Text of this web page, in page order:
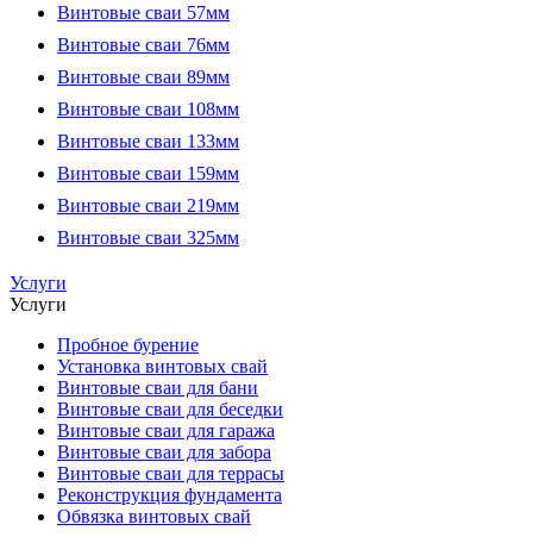
Винтовые сваи 57мм
Винтовые сваи 76мм
Винтовые сваи 89мм
Винтовые сваи 108мм
Винтовые сваи 133мм
Винтовые сваи 159мм
Винтовые сваи 219мм
Винтовые сваи 325мм
Услуги
Услуги
Пробное бурение
Установка винтовых свай
Винтовые сваи для бани
Винтовые сваи для беседки
Винтовые сваи для гаража
Винтовые сваи для забора
Винтовые сваи для террасы
Реконструкция фундамента
Обвязка винтовых свай